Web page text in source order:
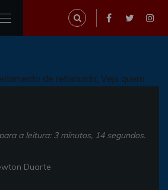
a leitura: 3 minutos, 14 segundos.
Duarte